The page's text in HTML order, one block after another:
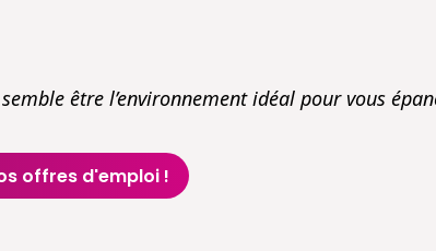
être l’environnement idéal pour vous
offres d'emploi !